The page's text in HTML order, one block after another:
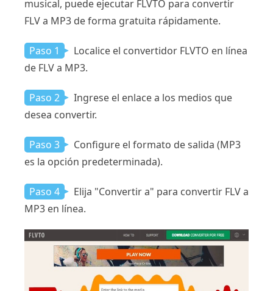
musical, puede ejecutar FLVTO para convertir
FLV a MP3 de forma gratuita rápidamente.
Paso 1
Localice el convertidor FLVTO en línea
de FLV a MP3.
Paso 2
Ingrese el enlace a los medios que
desea convertir.
Paso 3
Configure el formato de salida (MP3
es la opción predeterminada).
Paso 4
Elija "Convertir a" para convertir FLV a
MP3 en línea.